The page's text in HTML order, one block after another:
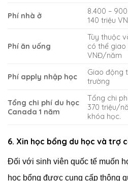
Phí nhà ở
8.400 –
140 triệu
Phí ăn uống
Tùy thuộc
có thể giao
VNĐ/năm
Phí apply nhập học
Giao động
trường
Tổng chi phí du học
Canada 1 năm
Tổng chi
370 triệu/
khóa học.
6. Xin học bổng du học và trợ
Đối với sinh viên quốc tế muốn
học bổng được cung cấp thông